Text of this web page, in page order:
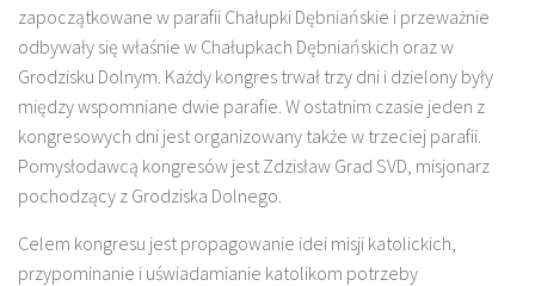
zapoczątkowane w parafii Chałupki Dębniańskie i przeważnie
odbywały się właśnie w Chałupkach Dębniańskich oraz w
Grodzisku Dolnym. Każdy kongres trwał trzy dni i dzielony były
między wspomniane dwie parafie. W ostatnim czasie jeden z
kongresowych dni jest organizowany także w trzeciej parafii.
Pomysłodawcą kongresów jest Zdzisław Grad SVD, misjonarz
pochodzący z Grodziska Dolnego.
Celem kongresu jest propagowanie idei misji katolickich,
przypominanie i uświadamianie katolikom potrzeby